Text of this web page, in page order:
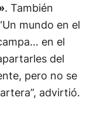
. También
mundo en el
en el
del
pero no se
advirtió.